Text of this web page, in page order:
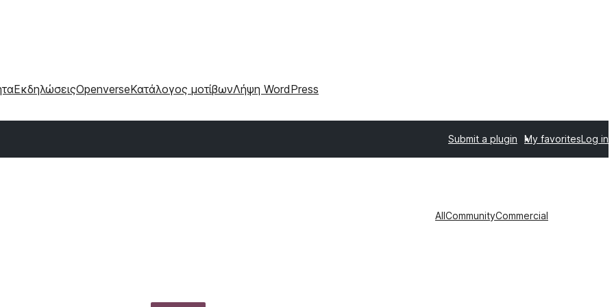
ΕκδηλώσειςOpenverseΚατάλογος μοτίβωνΛήψη WordPress
Submit a plugin My favoritesLog in
AllCommunityCommercial